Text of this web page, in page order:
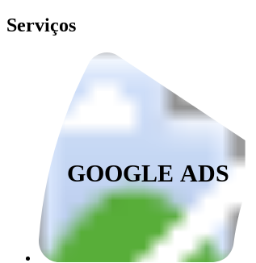
Serviços
GOOGLE ADS